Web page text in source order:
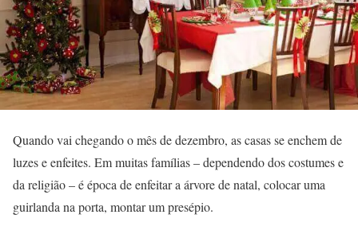
Quando vai chegando o mês de dezembro, as casas se enchem de
luzes e enfeites. Em muitas famílias – dependendo dos costumes e
da religião – é época de enfeitar a árvore de natal, colocar uma
guirlanda na porta, montar um presépio.